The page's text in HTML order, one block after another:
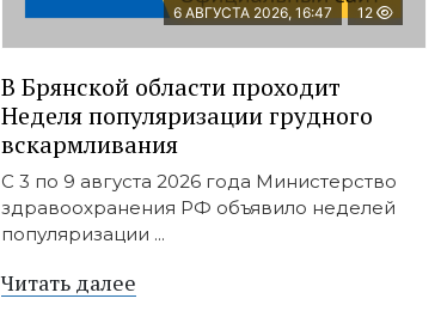
6 АВГУСТА 2026, 16:47 12
В Брянской области проходит
Неделя популяризации грудного
вскармливания
С 3 по 9 августа 2026 года Министерство
здравоохранения РФ объявило неделей
популяризации ...
Читать далее